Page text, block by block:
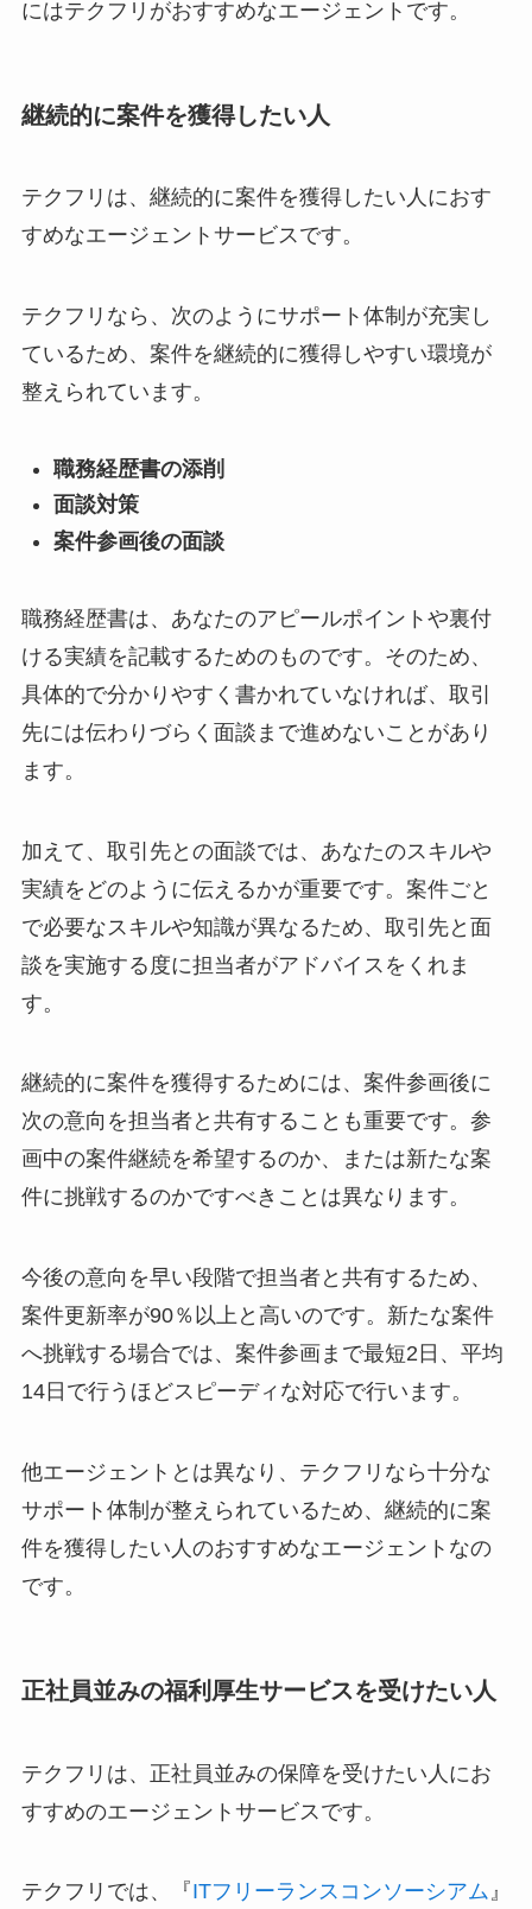
にはテクフリがおすすめなエージェントです。
継続的に案件を獲得したい人
テクフリは、継続的に案件を獲得したい人におす
すめなエージェントサービスです。
テクフリなら、次のようにサポート体制が充実し
ているため、案件を継続的に獲得しやすい環境が
整えられています。
職務経歴書の添削
面談対策
案件参画後の面談
職務経歴書は、あなたのアピールポイントや裏付
ける実績を記載するためのものです。そのため、
具体的で分かりやすく書かれていなければ、取引
先には伝わりづらく面談まで進めないことがあり
ます。
加えて、取引先との面談では、あなたのスキルや
実績をどのように伝えるかが重要です。案件ごと
で必要なスキルや知識が異なるため、取引先と面
談を実施する度に担当者がアドバイスをくれま
す。
継続的に案件を獲得するためには、案件参画後に
次の意向を担当者と共有することも重要です。参
画中の案件継続を希望するのか、または新たな案
件に挑戦するのかですべきことは異なります。
今後の意向を早い段階で担当者と共有するため、
案件更新率が90％以上と高いのです。新たな案件
へ挑戦する場合では、案件参画まで最短2日、平均
14日で行うほどスピーディな対応で行います。
他エージェントとは異なり、テクフリなら十分な
サポート体制が整えられているため、継続的に案
件を獲得したい人のおすすめなエージェントなの
です。
正社員並みの福利厚生サービスを受けたい人
テクフリは、正社員並みの保障を受けたい人にお
すすめのエージェントサービスです。
テクフリでは、『ITフリーランスコンソーシアム』